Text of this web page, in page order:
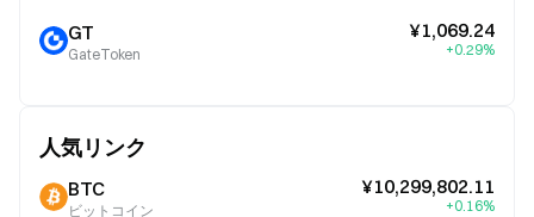
GT
GateToken
¥1,069.24
+0.29%
人気リンク
BTC
ビットコイン
¥10,299,802.11
+0.16%